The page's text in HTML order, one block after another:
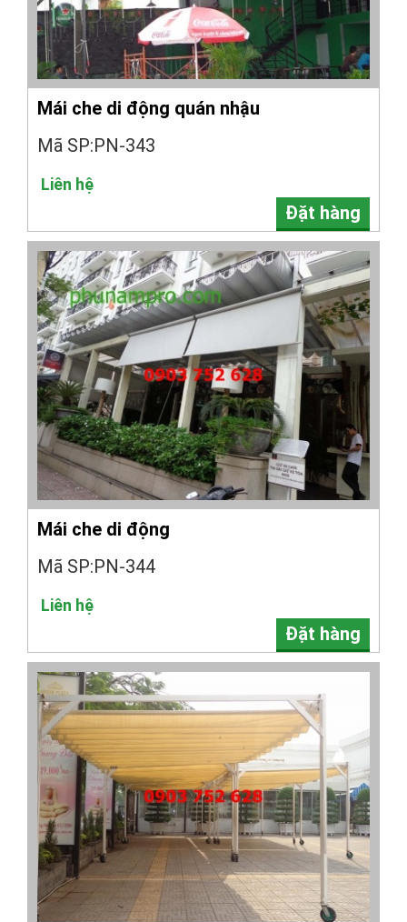
Mái che di động quán nhậu
Mã SP:PN-343
Liên hệ
Đặt hàng
Mái che di động
Mã SP:PN-344
Liên hệ
Đặt hàng